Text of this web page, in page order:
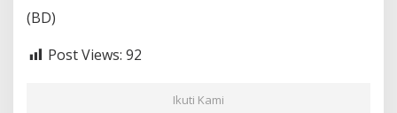
T
(BD)
Post Views: 92
Ikuti Kami